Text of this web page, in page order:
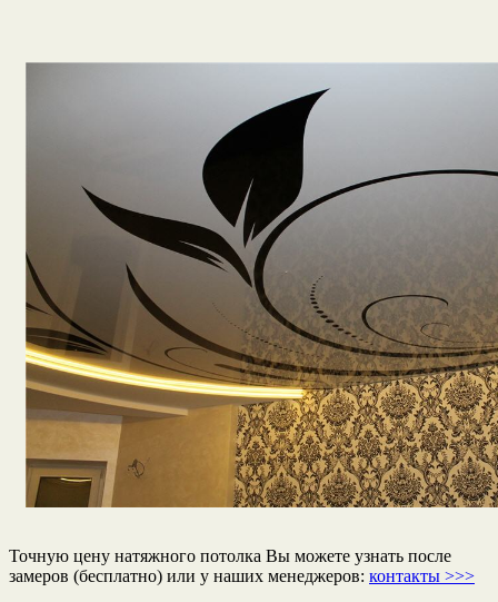
Точную цену натяжного потолка Вы можете узнать после
замеров (бесплатно) или у наших менеджеров: контакты >>>